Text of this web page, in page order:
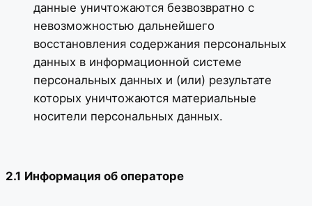
данные уничтожаются безвозвратно с
невозможностью дальнейшего
восстановления содержания персональных
данных в информационной системе
персональных данных и (или) результате
которых уничтожаются материальные
носители персональных данных.
2.1 Информация об операторе